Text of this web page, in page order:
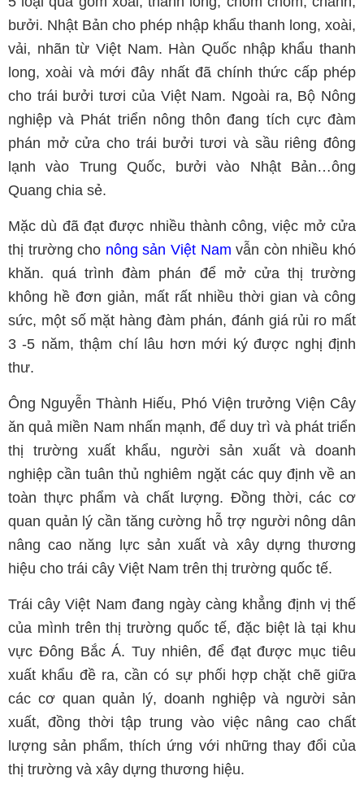
bưởi. Nhật Bản cho phép nhập khẩu thanh long, xoài,
vải, nhãn từ Việt Nam. Hàn Quốc nhập khẩu thanh
long, xoài và mới đây nhất đã chính thức cấp phép
cho trái bưởi tươi của Việt Nam. Ngoài ra, Bộ Nông
nghiệp và Phát triển nông thôn đang tích cực đàm
phán mở cửa cho trái bưởi tươi và sầu riêng đông
lạnh vào Trung Quốc, bưởi vào Nhật Bản…ông
Quang chia sẻ.
Mặc dù đã đạt được nhiều thành công, việc mở cửa
thị trường cho nông sản Việt Nam vẫn còn nhiều khó
khăn. quá trình đàm phán để mở cửa thị trường
không hề đơn giản, mất rất nhiều thời gian và công
sức, một số mặt hàng đàm phán, đánh giá rủi ro mất
3 -5 năm, thậm chí lâu hơn mới ký được nghị định
thư.
Ông Nguyễn Thành Hiếu, Phó Viện trưởng Viện Cây
ăn quả miền Nam nhấn mạnh, để duy trì và phát triển
thị trường xuất khẩu, người sản xuất và doanh
nghiệp cần tuân thủ nghiêm ngặt các quy định về an
toàn thực phẩm và chất lượng. Đồng thời, các cơ
quan quản lý cần tăng cường hỗ trợ người nông dân
nâng cao năng lực sản xuất và xây dựng thương
hiệu cho trái cây Việt Nam trên thị trường quốc tế.
Trái cây Việt Nam đang ngày càng khẳng định vị thế
của mình trên thị trường quốc tế, đặc biệt là tại khu
vực Đông Bắc Á. Tuy nhiên, để đạt được mục tiêu
xuất khẩu đề ra, cần có sự phối hợp chặt chẽ giữa
các cơ quan quản lý, doanh nghiệp và người sản
xuất, đồng thời tập trung vào việc nâng cao chất
lượng sản phẩm, thích ứng với những thay đổi của
thị trường và xây dựng thương hiệu.